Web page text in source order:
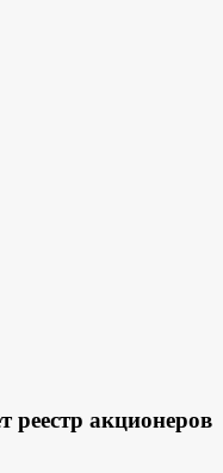
акционеров